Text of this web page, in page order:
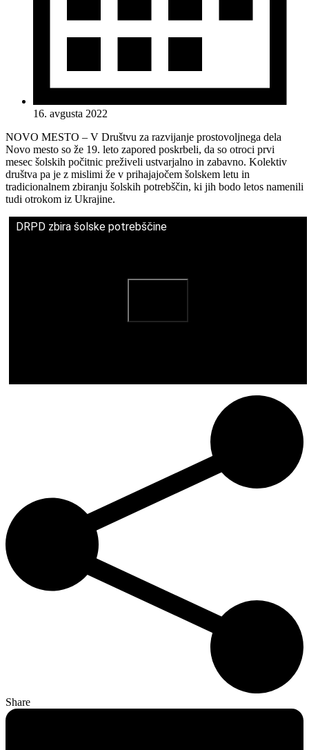
16. avgusta 2022
NOVO MESTO – V Društvu za razvijanje prostovoljnega dela
Novo mesto so že 19. leto zapored poskrbeli, da so otroci prvi
mesec šolskih počitnic preživeli ustvarjalno in zabavno. Kolektiv
društva pa je z mislimi že v prihajajočem šolskem letu in
tradicionalnem zbiranju šolskih potrebščin, ki jih bodo letos namenili
tudi otrokom iz Ukrajine.
DRPD zbira šolske potrebščine
Share